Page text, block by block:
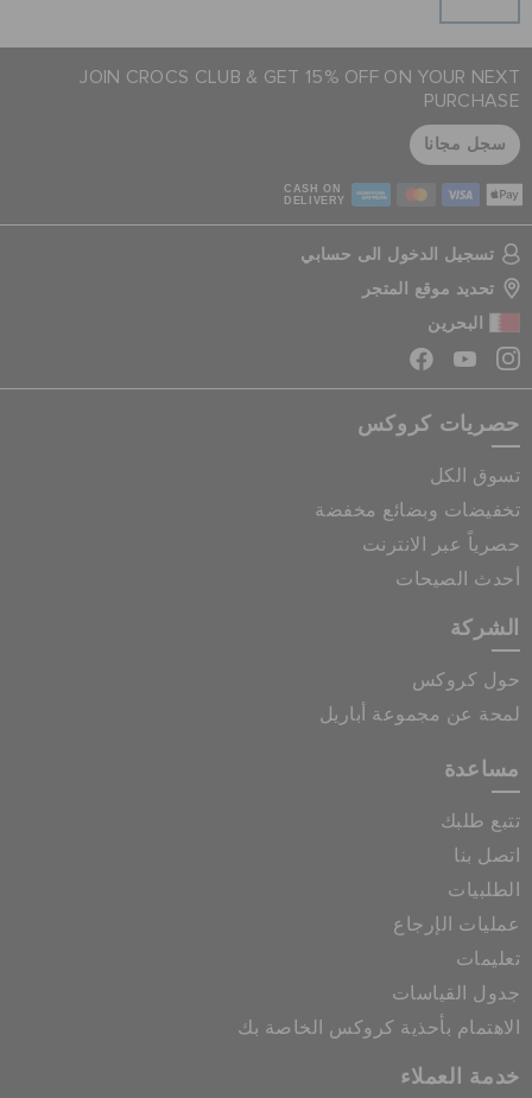
JOIN CROCS CLUB & GET 15% OFF ON YOUR NEXT
PURCHASE
سجل مجانا
CASH ON
DELIVERY
تسجيل الدخول الى حسابي
تحديد موقع المتجر
البحرين
حصريات كروكس
تسوق الكل
تخفيضات وبضائع مخفضة
حصرياً عبر الانترنت
أحدث الصيحات
الشركة
حول كروكس
لمحة عن مجموعة أباريل
مساعدة
تتبع طلبك
اتصل بنا
الطلبيات
عمليات الإرجاع
تعليمات
جدول القياسات
الاهتمام بأحذية كروكس الخاصة بك
خدمة العملاء